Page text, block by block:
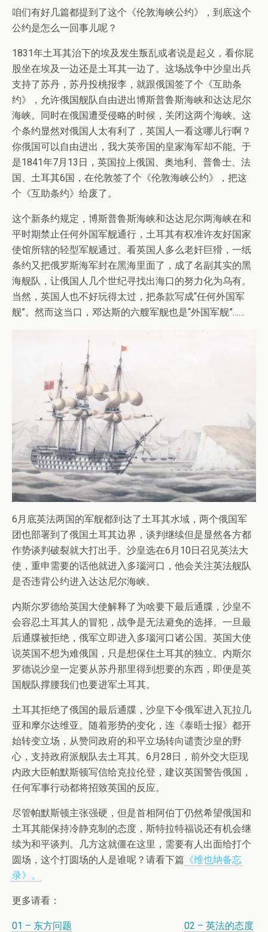
咱们有好几篇都提到了这个《伦敦海峡公约》，到底这个
公约是怎么一回事儿呢？
1831年土耳其治下的埃及发生叛乱或者说是起义，看你屁
股坐在埃及一边还是土耳其一边了。这场战争中沙皇出兵
支持了苏丹，苏丹投桃报李，就跟俄国签了个《互助条
约》，允许俄国舰队自由进出博斯普鲁斯海峡和达达尼尔
海峡。同时在俄国遭受侵略的时候，关闭这两个海峡。这
个条约显然对俄国人太有利了，英国人一看这哪儿行啊？
你俄国可以自由进出，我大英帝国的皇家海军却不能。于
是1841年7月13日，英国拉上俄国、奥地利、普鲁士、法
国、土耳其6国，在伦敦签了个《伦敦海峡公约》，把这
个《互助条约》给废了。
这个新条约规定，博斯普鲁斯海峡和达达尼尔两海峡在和
平时期禁止任何外国军舰通行，土耳其有权准许友好国家
使馆所辖的轻型军舰通过。看英国人多么老奸巨猾，一纸
条约又把俄罗斯海军封在黑海里面了，成了名副其实的黑
海舰队，让俄国人几个世纪寻找出海口的努力化为乌有。
当然，英国人也不好玩得太过，把条款写成“任何外国军
舰”。然而这当口，邓达斯的六艘军舰也是“外国军舰”……
6月底英法两国的军舰都到达了土耳其水域，两个俄国军
团也部署到了俄国土耳其边界，谈判继续但是显然各方都
作势谈判破裂就大打出手。沙皇选在6月10日召见英法大
使，重申需要的话他就进入多瑙河口，他会关注英法舰队
是否违背公约进入达达尼尔海峡。
内斯尔罗德给英国大使解释了为啥要下最后通牒，沙皇不
会容忍土耳其人的冒犯，战争是无法避免的选择。一旦最
后通牒被拒绝，俄军立即进入多瑙河口诸公国。英国大使
说英国不想为难俄国，只是想保住土耳其的独立。内斯尔
罗德说沙皇一定要从苏丹那里得到想要的东西，即便是英
国舰队撑腰我们也要进军土耳其。
土耳其拒绝了俄国的最后通牒，沙皇下令俄军进入瓦拉几
亚和摩尔达维亚。随着形势的变化，连《泰晤士报》都开
始转变立场，从赞同政府的和平立场转向谴责沙皇的野
心，支持政府派舰队去土耳其。6月28日，前外交大臣现
内政大臣帕默斯顿写信给克拉伦登，建议英国警告俄国，
任何军事行动都将招致英国的反应。
尽管帕默斯顿主张强硬，但是首相阿伯丁仍然希望俄国和
土耳其能保持冷静克制的态度，斯特拉特福说还有机会继
续为和平谈判。几方这就僵在这里，需要有人出面给打个
圆场，这个打圆场的人是谁呢？请看下篇 《维也纳备忘
录》。
更多请看：
01 – 东方问题 02 – 英法的态度